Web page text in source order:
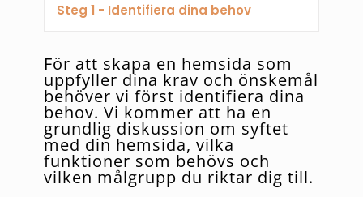
Steg 1 - Identifiera dina behov
För att skapa en hemsida som
uppfyller dina krav och önskemål
behöver vi först identifiera dina
behov. Vi kommer att ha en
grundlig diskussion om syftet
med din hemsida, vilka
funktioner som behövs och
vilken målgrupp du riktar dig till.